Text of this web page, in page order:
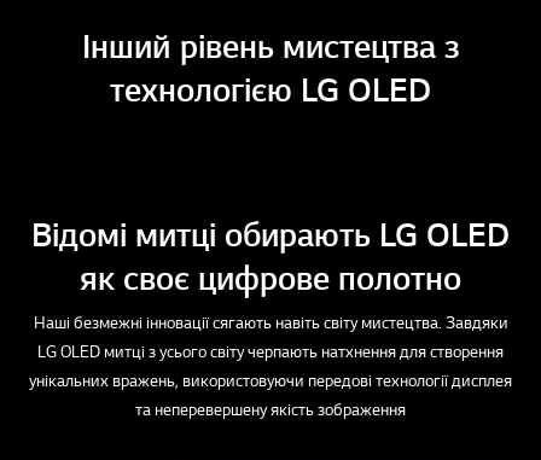
Інший рівень мистецтва з
технологією LG OLED
Відомі митці обирають LG OLED
як своє цифрове полотно
Наші безмежні інновації сягають навіть світу мистецтва. Завдяки
LG OLED митці з усього світу черпають натхнення для створення
унікальних вражень, використовуючи передові технології дисплея
та неперевершену якість зображення